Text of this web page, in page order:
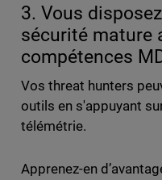
3. Vous
sécurité mature
compétences
Vos threat hunters
outils en s'appuyant
télémétrie.
Apprenez-en